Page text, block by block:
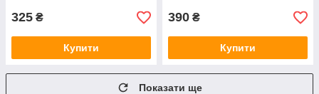
325 ₴
Купити
390 ₴
Купити
Показати ще